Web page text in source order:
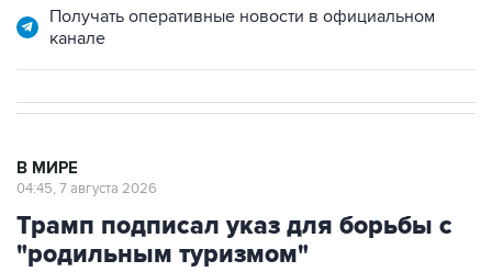
Получать оперативные новости в официальном
канале
В МИРЕ
04:45, 7 августа 2026
Трамп подписал указ для борьбы с
"родильным туризмом"